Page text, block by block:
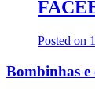
Posted on
Bombinhas